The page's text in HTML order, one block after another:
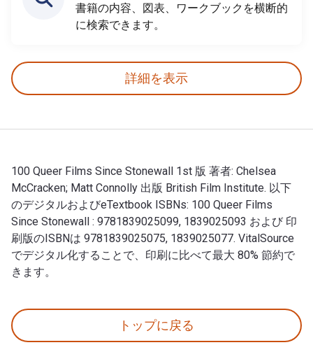
書籍の内容、図表、ワークブックを横断的
に検索できます。
詳細を表示
100 Queer Films Since Stonewall 1st 版 著者: Chelsea
McCracken; Matt Connolly 出版 British Film Institute. 以下
のデジタルおよびeTextbook ISBNs: 100 Queer Films
Since Stonewall : 9781839025099, 1839025093 および 印
刷版のISBNは 9781839025075, 1839025077. VitalSource
でデジタル化することで、印刷に比べて最大 80% 節約で
きます。
トップに戻る